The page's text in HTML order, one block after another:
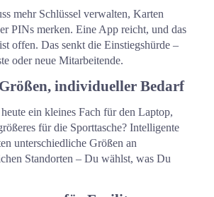
mehr Schlüssel verwalten, Karten
PINs merken. Eine App reicht, und das
offen. Das senkt die Einstiegshürde –
oder neue Mitarbeitende.
individueller Bedarf
ein kleines Fach für den Laptop,
für die Sporttasche? Intelligente
unterschiedliche Größen an
Standorten – Du wählst, was Du